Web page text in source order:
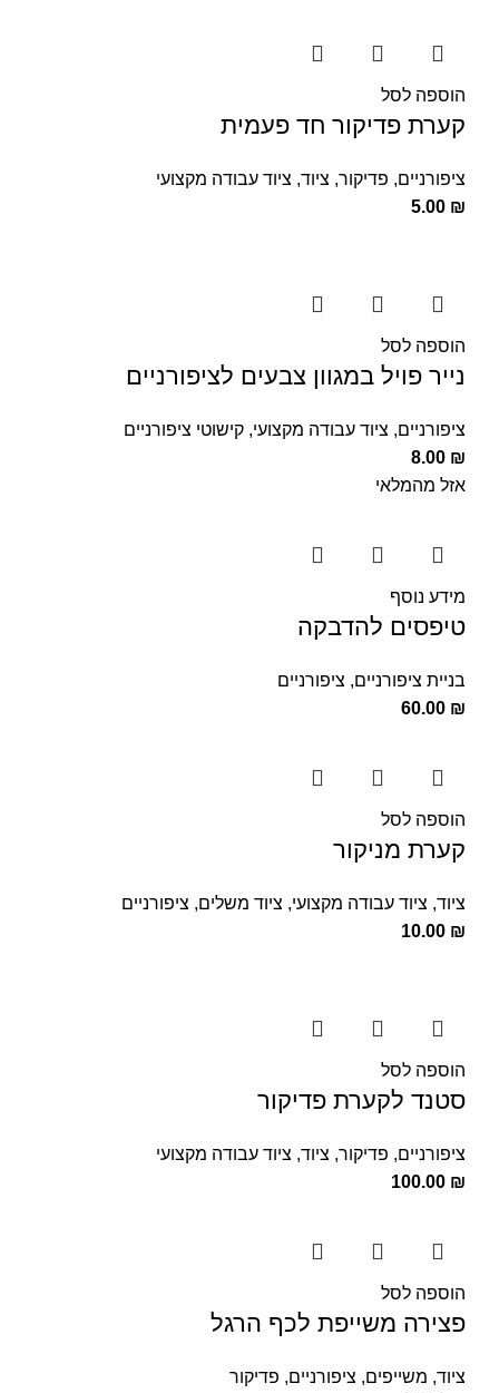
הוספה לסל
קערת פדיקור חד פעמית
ציפורניים, פדיקור, ציוד, ציוד עבודה מקצועי
5.00 ₪
הוספה לסל
נייר פויל במגוון צבעים לציפורניים
ציפורניים, ציוד עבודה מקצועי, קישוטי ציפורניים
8.00 ₪
אזל מהמלאי
מידע נוסף
טיפסים להדבקה
בניית ציפורניים, ציפורניים
60.00 ₪
הוספה לסל
קערת מניקור
ציוד, ציוד עבודה מקצועי, ציוד משלים, ציפורניים
10.00 ₪
הוספה לסל
סטנד לקערת פדיקור
ציפורניים, פדיקור, ציוד, ציוד עבודה מקצועי
100.00 ₪
הוספה לסל
פצירה משייפת לכף הרגל
ציוד, משייפים, ציפורניים, פדיקור